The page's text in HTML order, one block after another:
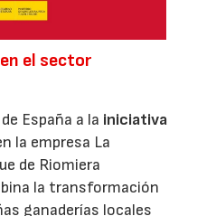
el sector
España a la iniciativa
la empresa La
de Riomiera
la transformación
ganaderías locales